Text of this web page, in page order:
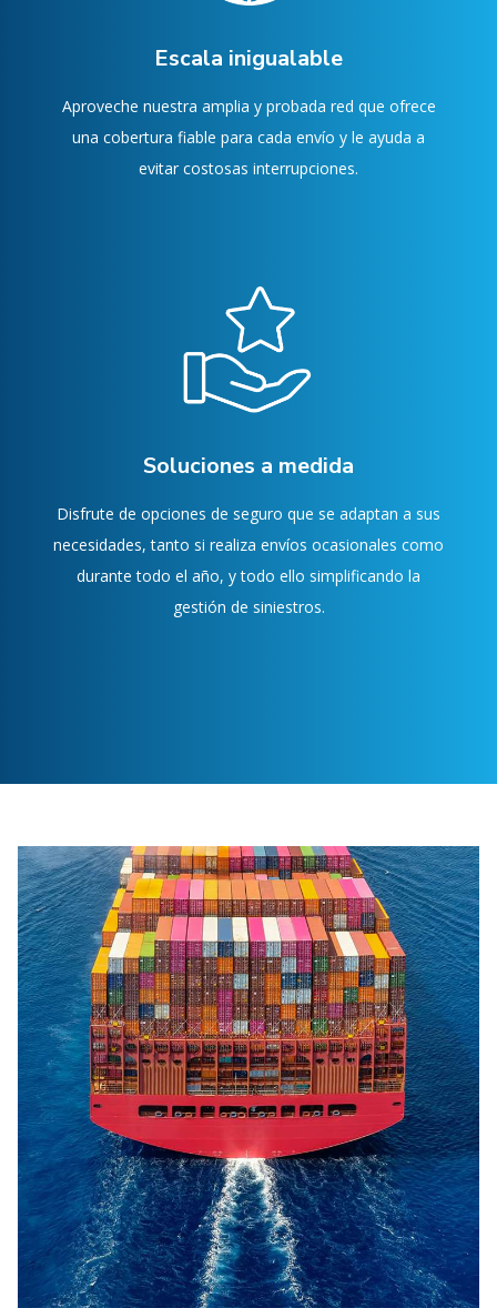
Escala inigualable
Aproveche nuestra amplia y probada red que ofrece
una cobertura fiable para cada envío y le ayuda a
evitar costosas interrupciones.
Soluciones a medida
Disfrute de opciones de seguro que se adaptan a sus
necesidades, tanto si realiza envíos ocasionales como
durante todo el año, y todo ello simplificando la
gestión de siniestros.